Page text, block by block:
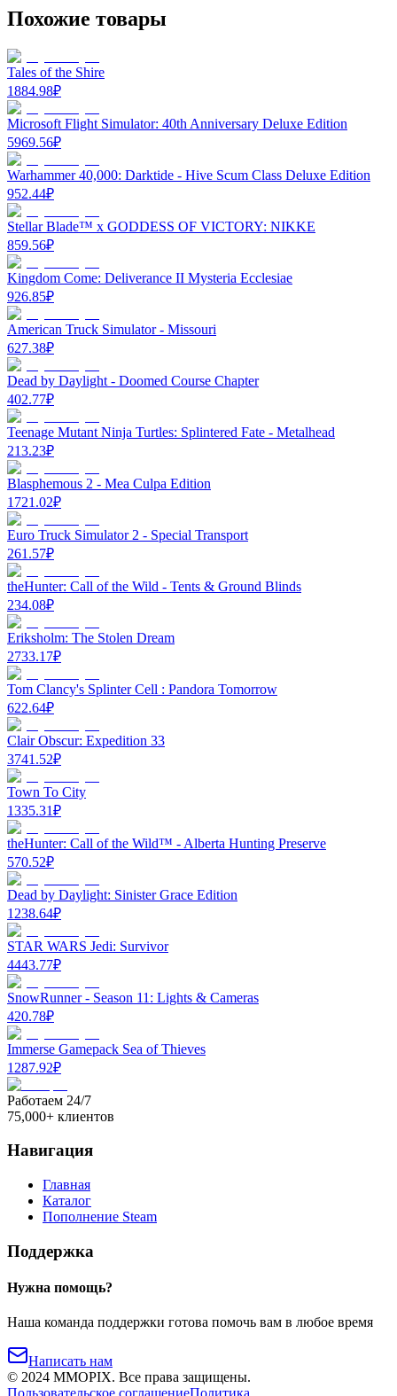
Похожие товары
Tales of the Shire
1884.98₽
Microsoft Flight Simulator: 40th Anniversary Deluxe Edition
5969.56₽
Warhammer 40,000: Darktide - Hive Scum Class Deluxe Edition
952.44₽
Stellar Blade™ x GODDESS OF VICTORY: NIKKE
859.56₽
Kingdom Come: Deliverance II Mysteria Ecclesiae
926.85₽
American Truck Simulator - Missouri
627.38₽
Dead by Daylight - Doomed Course Chapter
402.77₽
Teenage Mutant Ninja Turtles: Splintered Fate - Metalhead
213.23₽
Blasphemous 2 - Mea Culpa Edition
1721.02₽
Euro Truck Simulator 2 - Special Transport
261.57₽
theHunter: Call of the Wild - Tents & Ground Blinds
234.08₽
Eriksholm: The Stolen Dream
2733.17₽
Tom Clancy's Splinter Cell : Pandora Tomorrow
622.64₽
Clair Obscur: Expedition 33
3741.52₽
Town To City
1335.31₽
theHunter: Call of the Wild™ - Alberta Hunting Preserve
570.52₽
Dead by Daylight: Sinister Grace Edition
1238.64₽
STAR WARS Jedi: Survivor
4443.77₽
SnowRunner - Season 11: Lights & Cameras
420.78₽
Immerse Gamepack Sea of Thieves
1287.92₽
Работаем 24/7
75,000+ клиентов
Навигация
Главная
Каталог
Пополнение Steam
Поддержка
Нужна помощь?
Наша команда поддержки готова помочь вам в любое время
Написать нам
© 2024 MMOPIX. Все права защищены.